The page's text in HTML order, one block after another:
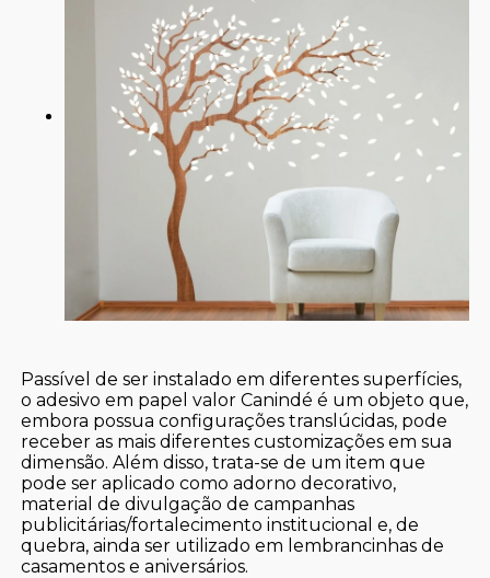
Passível de ser instalado em diferentes superfícies,
o adesivo em papel valor Canindé é um objeto que,
embora possua configurações translúcidas, pode
receber as mais diferentes customizações em sua
dimensão. Além disso, trata-se de um item que
pode ser aplicado como adorno decorativo,
material de divulgação de campanhas
publicitárias/fortalecimento institucional e, de
quebra, ainda ser utilizado em lembrancinhas de
casamentos e aniversários.